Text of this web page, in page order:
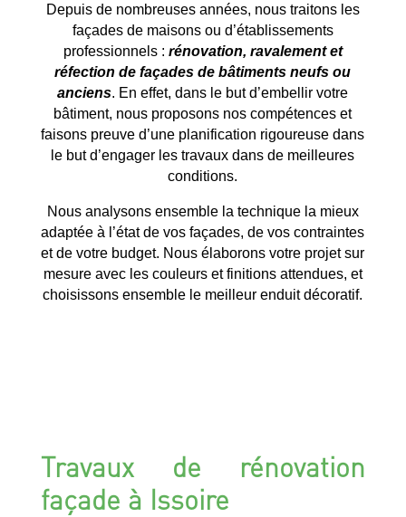
Depuis de nombreuses années, nous traitons les
façades de maisons ou d’établissements
professionnels : rénovation, ravalement et
réfection de façades de bâtiments neufs ou
anciens. En effet, dans le but d’embellir votre
bâtiment, nous proposons nos compétences et
faisons preuve d’une planification rigoureuse dans
le but d’engager les travaux dans de meilleures
conditions.
Nous analysons ensemble la technique la mieux
adaptée à l’état de vos façades, de vos contraintes
et de votre budget. Nous élaborons votre projet sur
mesure avec les couleurs et finitions attendues, et
choisissons ensemble le meilleur enduit décoratif.
Travaux de rénovation
façade à Issoire